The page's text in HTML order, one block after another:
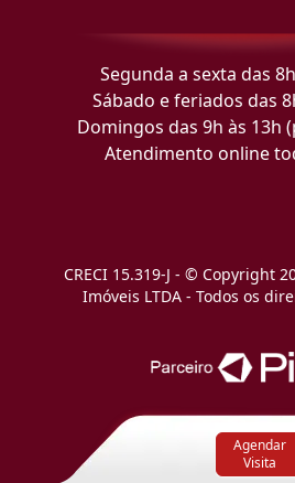
Agendar
Visita
Segunda a sexta das
Sábado e feriados das
Domingos das 9h às 13h
Atendimento online
CRECI 15.319-J - © Copyright
Imóveis LTDA - Todos os